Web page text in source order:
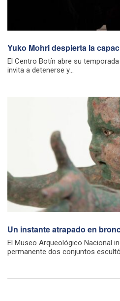
Yuko Mohri despierta la
El Centro Botín abre su
invita a detenerse y...
Un instante atrapado en
El Museo Arqueológico Nacional
permanente dos conjuntos